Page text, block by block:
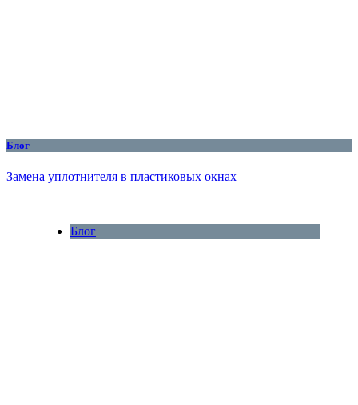
Блог
Замена уплотнителя в пластиковых окнах
Блог